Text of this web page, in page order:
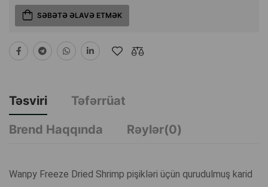
SƏBƏTƏ ƏLAVƏ ETMƏK
Təsviri
Təfərrüat
Brend Haqqında
Rəylər(0)
Wanpy Freeze Dried Shrimp pişikləri üçün qurudulmuş karid